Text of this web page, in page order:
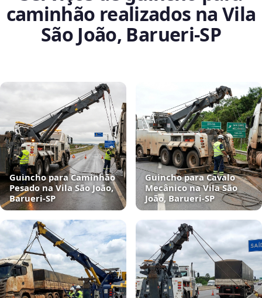
caminhão realizados na Vila
São João, Barueri‑SP
Guincho para Caminhão
Pesado na Vila São João,
Barueri‑SP
Guincho para Cavalo
Mecânico na Vila São
João, Barueri‑SP